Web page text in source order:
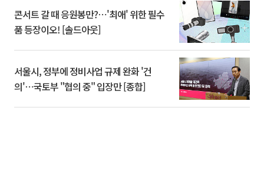
콘서트 갈 때 응원봉만?⋯'최애' 위한 필수
품 등장이오! [솔드아웃]
서울시, 정부에 정비사업 규제 완화 '건
의'⋯국토부 "협의 중" 입장만 [종합]